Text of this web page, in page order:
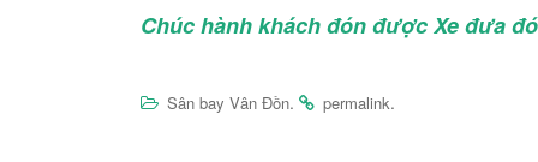
Chúc hành khách đón được Xe đưa
Sân bay Vân Đồn. permalink.